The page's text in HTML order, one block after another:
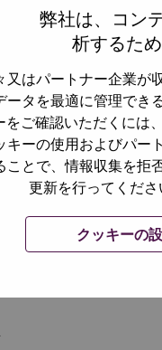
弊社は、コン
析するた
又はパートナー企業が
ータを最適に管理でき
をご確認いただくには、
キーの使用およびパー
ことで、情報収集を拒
更新を行ってくださ
クッキーの
実行
の立案
ケティング推進
企画・実行
ビュ
析